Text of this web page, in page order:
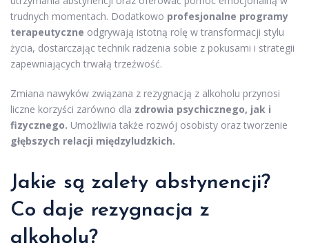
trudnych momentach. Dodatkowo profesjonalne programy
terapeutyczne odgrywają istotną rolę w transformacji stylu
życia, dostarczając technik radzenia sobie z pokusami i strategii
zapewniających trwałą trzeźwość.
Zmiana nawyków związana z rezygnacją z alkoholu przynosi
liczne korzyści zarówno dla zdrowia psychicznego, jak i
fizycznego. Umożliwia także rozwój osobisty oraz tworzenie
głębszych relacji międzyludzkich.
Jakie są zalety abstynencji?
Co daje rezygnacja z
alkoholu?